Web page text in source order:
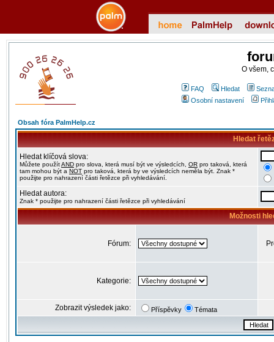
O všem,
FAQ Hledat
Osobní nastavení
Obsah fóra PalmHelp.cz
Hledat
Hledat klíčová slova:
Můžete použítAND pro slova, která musí být ve výsledcích, OR pro taková, která
tam mohou být a NOT pro taková, která by ve výsledcích neměla být. Znak *
použijte pro nahrazení části řetězce při vyhledávání.
Hledat autora:
Znak * použijte pro nahrazení části řetězce při vyhledávání
Možnosti
Fórum:
Kategorie:
Zobrazit výsledek jako: Příspěvky Témata